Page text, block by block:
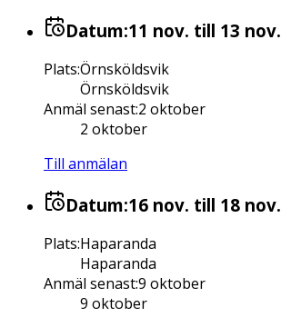
Datum:11 nov. till 13 nov.
Plats:Örnsköldsvik
Örnsköldsvik
Anmäl senast:2 oktober
2 oktober
Till anmälan
Datum:16 nov. till 18 nov.
Plats:Haparanda
Haparanda
Anmäl senast:9 oktober
9 oktober